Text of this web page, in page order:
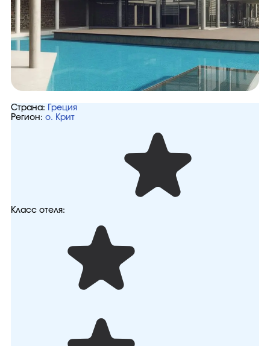
Страна:
Греция
Регион: о. Крит
Класс отеля: